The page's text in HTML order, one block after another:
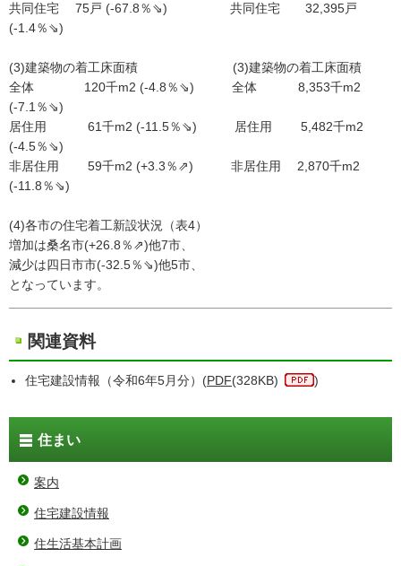
共同住宅 75戸 (-67.8％⇘) 共同住宅 32,395戸
(-1.4％⇘)
(3)建築物の着工床面積 (3)建築物の着工床面積
全体 120千m2 (-4.8％⇘) 全体 8,353千m2
(-7.1％⇘)
居住用 61千m2 (-11.5％⇘) 居住用 5,482千m2
(-4.5％⇘)
非居住用 59千m2 (+3.3％⇗) 非居住用 2,870千m2
(-11.8％⇘)
(4)各市の住宅着工新設状況（表4）
増加は桑名市(+26.8％⇗)他7市、
減少は四日市市(-32.5％⇘)他5市、
となっています。
関連資料
住宅建設情報（令和6年5月分）(PDF(328KB) )
住まい
案内
住宅建設情報
住生活基本計画